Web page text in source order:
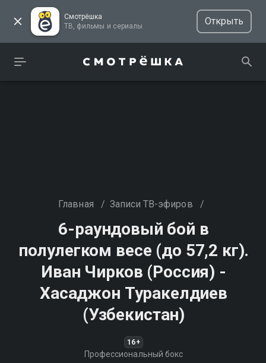
Смотрёшка
ТВ, фильмы и сериалы
Открыть
Главная / Записи ТВ-эфиров /
6-раундовый бой в
полулегком весе (до 57,2 кг).
Иван Чирков (Россия) -
Хасаджон Туракелдиев
(Узбекистан)
16+
Профессиональный бокс